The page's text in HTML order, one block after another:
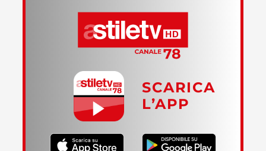
SCARICA
L’APP